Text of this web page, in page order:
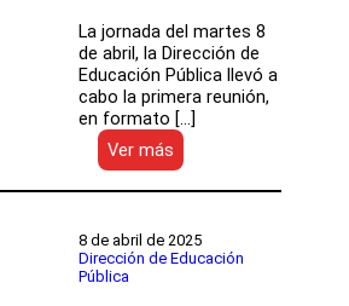
La jornada del martes 8
de abril, la Dirección de
Educación Pública llevó a
cabo la primera reunión,
en formato […]
Ver más
DEP
realizó
reunión
con
8 de abril de 2025
Dirección de Educación
Pública